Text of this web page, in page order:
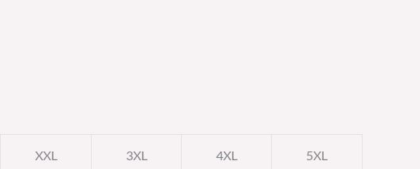
XXL 3XL 4XL 5XL